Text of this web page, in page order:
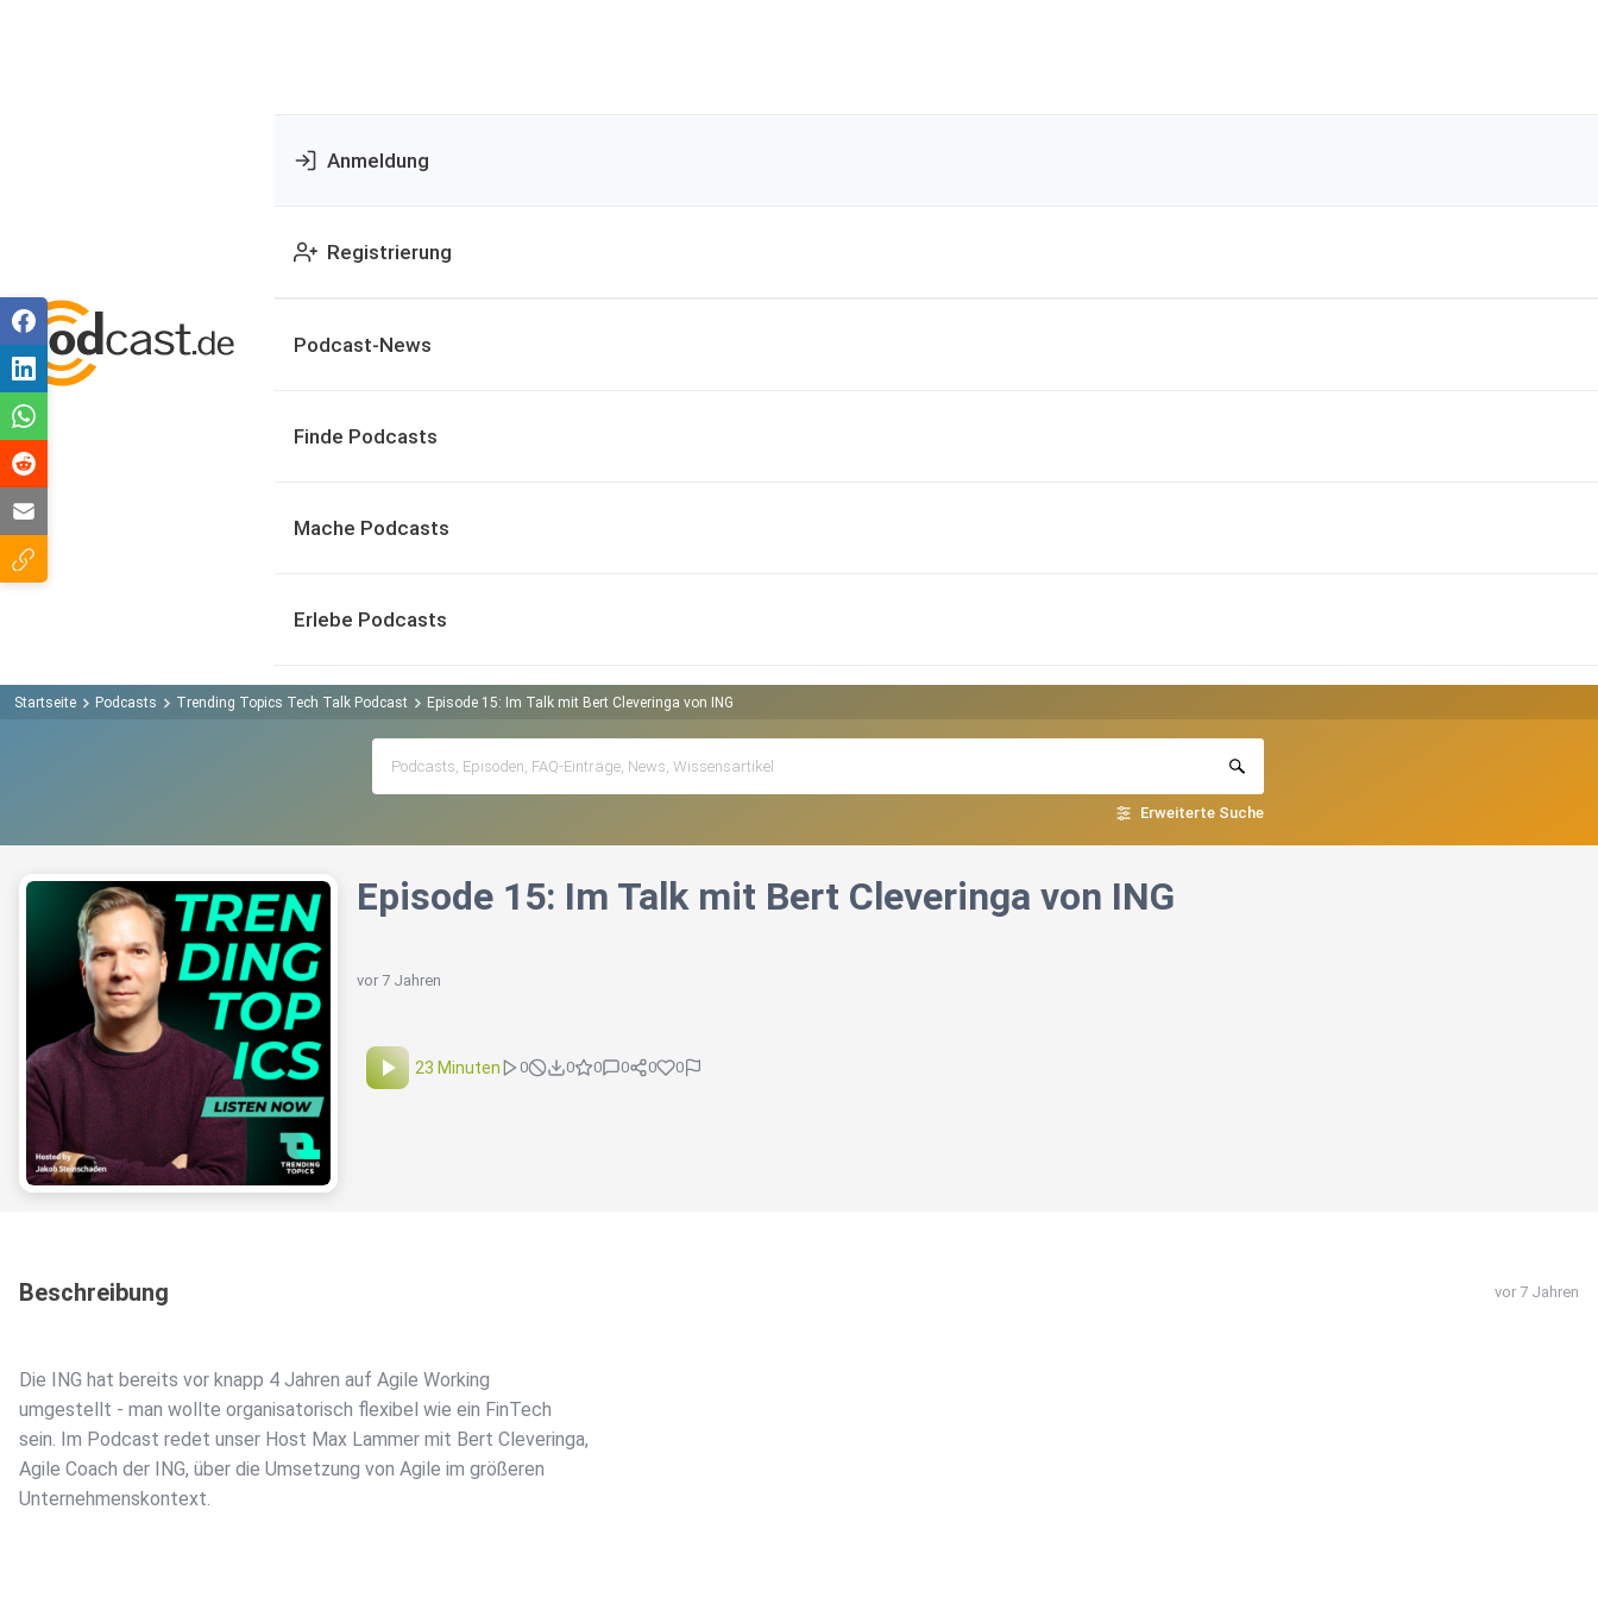
Anmeldung
Registrierung
Podcast-News
Finde Podcasts
Mache Podcasts
Erlebe Podcasts
Startseite Podcasts Trending Topics Tech Talk Podcast Episode 15: Im Talk mit Bert Cleveringa von ING
Erweiterte Suche
Episode 15: Im Talk mit Bert Cleveringa von ING
vor 7 Jahren
23 Minuten 0 0 0 0 0 0
Beschreibung vor 7 Jahren
Die ING hat bereits vor knapp 4 Jahren auf Agile Working
umgestellt - man wollte organisatorisch flexibel wie ein FinTech
sein. Im Podcast redet unser Host Max Lammer mit Bert Cleveringa,
Agile Coach der ING, über die Umsetzung von Agile im größeren
Unternehmenskontext.